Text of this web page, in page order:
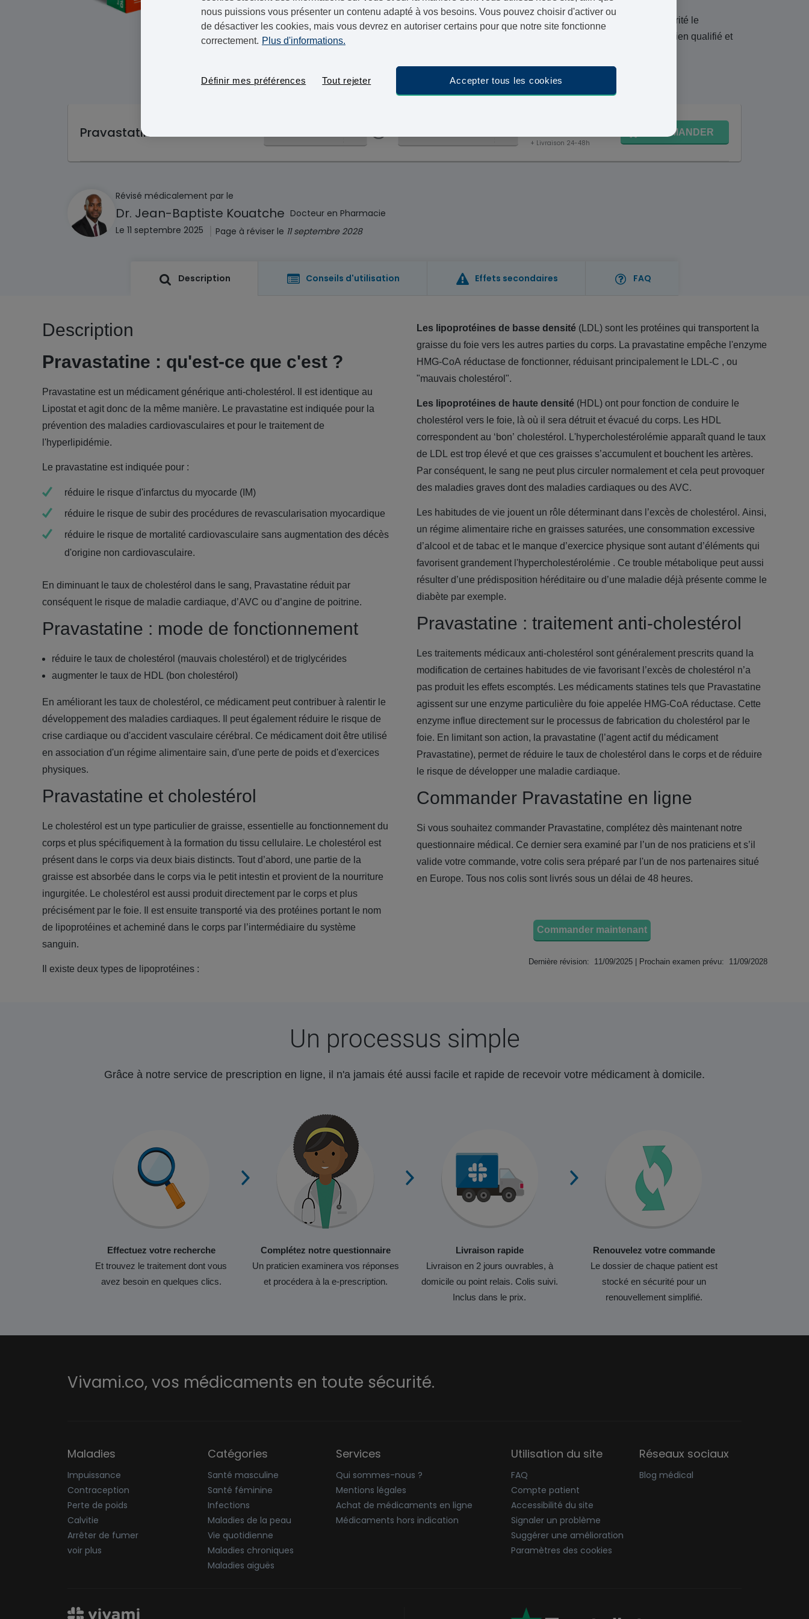
Grâce à notre service de consultation en ligne, vous pouvez commander en toute sécurité le
médicament qui vous est adapté. Toutes nos commandes sont contrôlées par un praticien qualifié et
Commandez maintenant, livraison le mercredi 12 août
Pravastatine
+ Livraison 24-48h
COMMANDER
Révisé médicalement par le
Dr. Jean-Baptiste Kouatche Docteur en Pharmacie
Le 11 septembre 2025
Page à réviser le 11 septembre 2028
Description Conseils d'utilisation Effets secondaires FAQ
Description
Pravastatine : qu'est-ce que c'est ?
Pravastatine est un médicament générique anti-cholestérol. Il est identique au
Lipostat et agit donc de la même manière. Le pravastatine est indiquée pour la
prévention des maladies cardiovasculaires et pour le traitement de
l'hyperlipidémie.
Le pravastatine est indiquée pour :
réduire le risque d'infarctus du myocarde (IM)
réduire le risque de subir des procédures de revascularisation myocardique
réduire le risque de mortalité cardiovasculaire sans augmentation des décès
d'origine non cardiovasculaire.
En diminuant le taux de cholestérol dans le sang, Pravastatine réduit par
conséquent le risque de maladie cardiaque, d’AVC ou d’angine de poitrine.
Pravastatine : mode de fonctionnement
réduire le taux de cholestérol (mauvais cholestérol) et de triglycérides
augmenter le taux de HDL (bon cholestérol)
En améliorant les taux de cholestérol, ce médicament peut contribuer à ralentir le
développement des maladies cardiaques. Il peut également réduire le risque de
crise cardiaque ou d'accident vasculaire cérébral. Ce médicament doit être utilisé
en association d'un régime alimentaire sain, d'une perte de poids et d'exercices
physiques.
Pravastatine et cholestérol
Le cholestérol est un type particulier de graisse, essentielle au fonctionnement du
corps et plus spécifiquement à la formation du tissu cellulaire. Le cholestérol est
présent dans le corps via deux biais distincts. Tout d’abord, une partie de la
graisse est absorbée dans le corps via le petit intestin et provient de la nourriture
ingurgitée. Le cholestérol est aussi produit directement par le corps et plus
précisément par le foie. Il est ensuite transporté via des protéines portant le nom
de lipoprotéines et acheminé dans le corps par l’intermédiaire du système
sanguin.
Il existe deux types de lipoprotéines :
Les lipoprotéines de basse densité (LDL) sont les protéines qui transportent la
graisse du foie vers les autres parties du corps. La pravastatine empêche l'enzyme
HMG-CoA réductase de fonctionner, réduisant principalement le LDL-C , ou
"mauvais cholestérol".
Les lipoprotéines de haute densité (HDL) ont pour fonction de conduire le
cholestérol vers le foie, là où il sera détruit et évacué du corps. Les HDL
correspondent au ‘bon’ cholestérol. L'hypercholestérolémie apparaît quand le taux
de LDL est trop élevé et que ces graisses s’accumulent et bouchent les artères.
Par conséquent, le sang ne peut plus circuler normalement et cela peut provoquer
des maladies graves dont des maladies cardiaques ou des AVC.
Les habitudes de vie jouent un rôle déterminant dans l’excès de cholestérol. Ainsi,
un régime alimentaire riche en graisses saturées, une consommation excessive
d’alcool et de tabac et le manque d’exercice physique sont autant d’éléments qui
favorisent grandement l'hypercholestérolémie . Ce trouble métabolique peut aussi
résulter d’une prédisposition héréditaire ou d’une maladie déjà présente comme le
diabète par exemple.
Pravastatine : traitement anti-cholestérol
Les traitements médicaux anti-cholestérol sont généralement prescrits quand la
modification de certaines habitudes de vie favorisant l’excès de cholestérol n’a
pas produit les effets escomptés. Les médicaments statines tels que Pravastatine
agissent sur une enzyme particulière du foie appelée HMG-CoA réductase. Cette
enzyme influe directement sur le processus de fabrication du cholestérol par le
foie. En limitant son action, la pravastatine (l’agent actif du médicament
Pravastatine), permet de réduire le taux de cholestérol dans le corps et de réduire
le risque de développer une maladie cardiaque.
Commander Pravastatine en ligne
Si vous souhaitez commander Pravastatine, complétez dès maintenant notre
questionnaire médical. Ce dernier sera examiné par l’un de nos praticiens et s’il
valide votre commande, votre colis sera préparé par l'un de nos partenaires situé
en Europe. Tous nos colis sont livrés sous un délai de 48 heures.
Commander maintenant
Dernière révision: 11/09/2025 | Prochain examen prévu: 11/09/2028
Un processus simple
Grâce à notre service de prescription en ligne, il n'a jamais été aussi facile et rapide de recevoir votre médicament à domicile.
Effectuez votre recherche
Et trouvez le traitement dont vous
avez besoin en quelques clics.
Complétez notre questionnaire
Un praticien examinera vos réponses
et procédera à la e-prescription.
Livraison rapide
Livraison en 2 jours ouvrables, à
domicile ou point relais. Colis suivi.
Inclus dans le prix.
Renouvelez votre commande
Le dossier de chaque patient est
stocké en sécurité pour un
renouvellement simplifié.
Vivami.co,vos médicaments en toute sécurité.
Maladies
Impuissance
Contraception
Perte de poids
Calvitie
Arrêter de fumer
voir plus
Catégories
Santé masculine
Santé féminine
Infections
Maladies de la peau
Vie quotidienne
Maladies chroniques
Maladies aiguës
Services
Qui sommes-nous ?
Mentions légales
Achat de médicaments en ligne
Médicaments hors indication
Utilisation du site
FAQ
Compte patient
Accessibilité du site
Signaler un problème
Suggérer une amélioration
Paramètres des cookies
Réseaux sociaux
Blog médical
nous puissions vous présenter un contenu adapté à vos besoins. Vous pouvez choisir d'activer ou
de désactiver les cookies, mais vous devrez en autoriser certains pour que notre site fonctionne
correctement. Plus d'informations.
Définir mes préférences Tout rejeter Accepter tous les cookies